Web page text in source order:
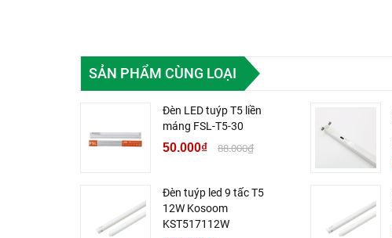
SẢN PHẨM CÙNG LOẠI
Đèn LED tuýp T5 liền
máng FSL-T5-30
50.000₫ 88.000₫
Đèn tuýp led 9 tấc T5
12W Kosoom
KST517112W